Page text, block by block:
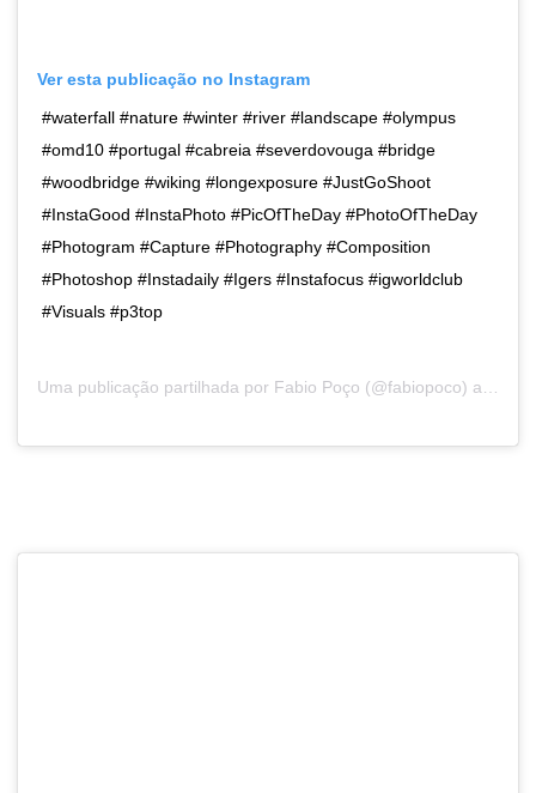
Ver esta publicação no Instagram
#waterfall #nature #winter #river #landscape #olympus
#omd10 #portugal #cabreia #severdovouga #bridge
#woodbridge #wiking #longexposure #JustGoShoot
#InstaGood #InstaPhoto #PicOfTheDay #PhotoOfTheDay
#Photogram #Capture #Photography #Composition
#Photoshop #Instadaily #Igers #Instafocus #igworldclub
#Visuals #p3top
Uma publicação partilhada por Fabio Poço (@fabiopoco) a9 de Fev, 2019 às 6:21 PST